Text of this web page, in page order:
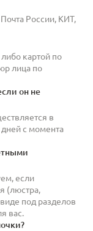
России, КИТ,
картой по
лица по
он не
в
с момента
если
(люстра,
под разделов
вас.